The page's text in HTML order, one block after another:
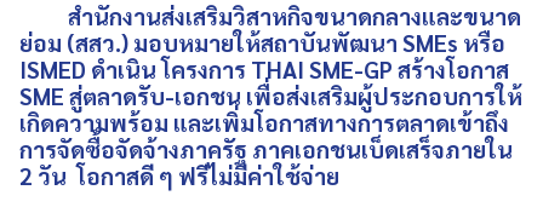
สำนักงานส่งเสริมวิสาหกิจขนาดกลางและขนาด
ย่อม (สสว.) มอบหมายให้สถาบันพัฒนา SMEs หรือ
ISMED ดำเนิน โครงการ THAI SME-GP สร้างโอกาส
SME สู่ตลาดรับ-เอกชน เพื่อส่งเสริมผู้ประกอบการให้
เกิดความพร้อม และเพิ่มโอกาสทางการตลาดเข้าถึง
การจัดซื้อจัดจ้างภาครัฐ ภาคเอกชนเบ็ดเสร็จภายใน
2 วัน โอกาสดี ๆ ฟรีไม่มีค่าใช้จ่าย